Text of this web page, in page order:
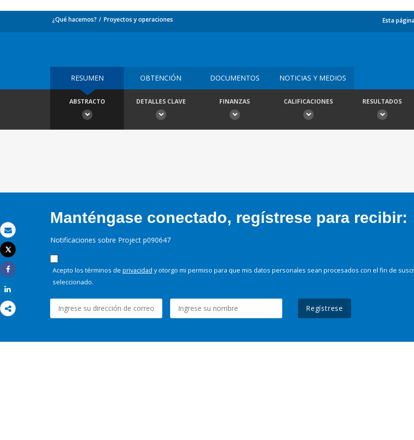
Correo electrónico
Imprimir
Tweet
Share
¿Qué hacemos? Proyectos y operaciones Esta
RESUMEN OBTENCIÓN DOCUMENTOS NOTICIAS Y MEDIOS
ABSTRACTO DETALLES CLAVE FINANZAS CALIFICACIONES RESULTADOS
Manténgase conectado, regístrese para recibir:
Notificaciones sobre Project p090647
Acepto los términos de privacidad y otorgo mi permiso para que mis datos personales sean procesados con el fin de
seleccionado.
Regístrese